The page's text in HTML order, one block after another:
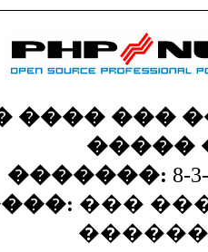
���� ���
�����
�������: 8-
���